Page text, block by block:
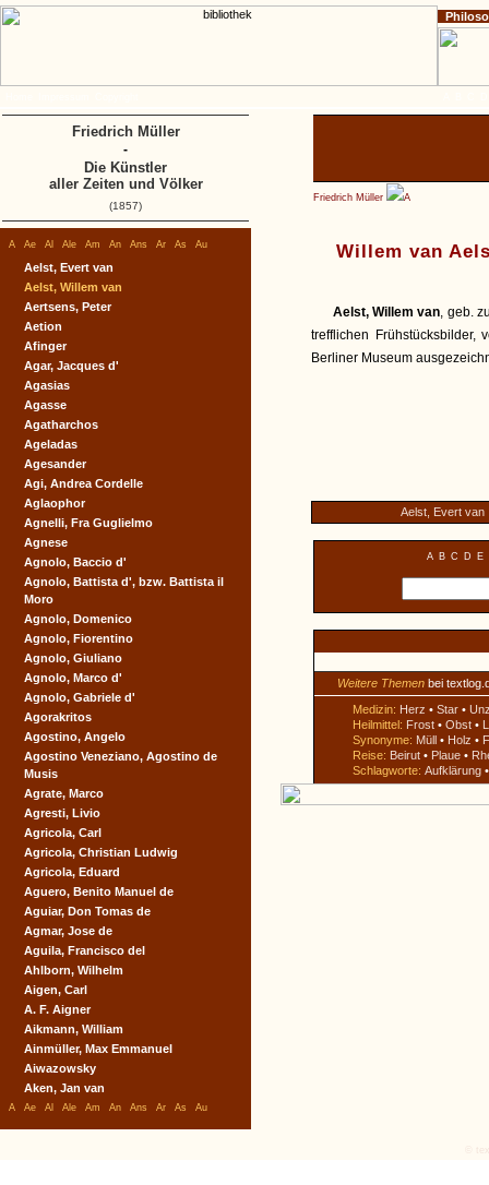
Friedrich Müller A
Willem van
Aelst, Willem van, geb.
trefflichen
Berliner Museum
Aelst, Evert van
A B C D E
Weitere Themen bei
Medizin: Herz • Star •
Heilmittel: Frost • Obst •
Synonyme: Müll • Holz •
Reise: Beirut • Plaue •
Schlagworte: Aufklärung
A Ae Al Ale Am An Ans Ar As Au
Aelst, Evert van
Aelst, Willem van
Aertsens, Peter
Aetion
Afinger
Agar, Jacques d'
Agasias
Agasse
Agatharchos
Ageladas
Agesander
Agi, Andrea Cordelle
Aglaophor
Agnelli, Fra Guglielmo
Agnese
Agnolo, Baccio d'
Agnolo, Battista d', bzw. Battista il
Moro
Agnolo, Domenico
Agnolo, Fiorentino
Agnolo, Giuliano
Agnolo, Marco d'
Agnolo, Gabriele d'
Agorakritos
Agostino, Angelo
Agostino Veneziano, Agostino de
Musis
Agrate, Marco
Agresti, Livio
Agricola, Carl
Agricola, Christian Ludwig
Agricola, Eduard
Aguero, Benito Manuel de
Aguiar, Don Tomas de
Agmar, Jose de
Aguila, Francisco del
Ahlborn, Wilhelm
Aigen, Carl
A. F. Aigner
Aikmann, William
Ainmüller, Max Emmanuel
Aiwazowsky
Aken, Jan van
A Ae Al Ale Am An Ans Ar As Au
Friedrich Müller
-
Die Künstler
aller Zeiten und Völker
(1857)